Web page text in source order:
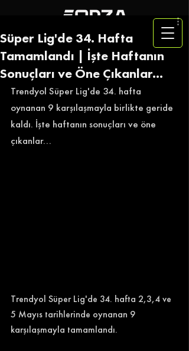
Süper Lig'de 34. Hafta
Tamamlandı | İşte Haftanın
Sonuçları ve Öne Çıkanlar...
Trendyol Süper Lig'de 34. hafta
oynanan 9 karşılaşmayla birlikte geride
kaldı. İşte haftanın sonuçları ve öne
çıkanlar...
Trendyol Süper Lig'de 34. hafta 2,3,4 ve
5 Mayıs tarihlerinde oynanan 9
karşılaşmayla tamamlandı.